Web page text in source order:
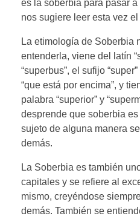
es la soberbia para pasar
nos sugiere leer esta vez
La etimología de Soberbia
entenderla, viene del latín
“superbus”, el sufijo
“que está por encima”, y
palabra “superior” y
desprende que soberbia
sujeto de alguna manera
demás.
La Soberbia es también
capitales y se refiere al
mismo, creyéndose
demás. También se